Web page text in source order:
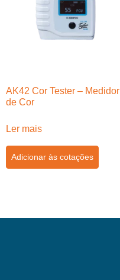
AK42 Cor Tester – Medidor
de Cor
Ler mais
Adicionar às cotações